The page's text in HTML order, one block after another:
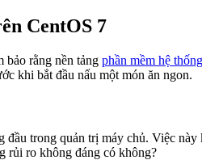
CentOS 7
bảo rằng nền tảng phần mềm hệ thống
khi bắt đầu nấu một món ăn ngon.
trong quản trị máy chủ. Việc
rủi ro không đáng có không?